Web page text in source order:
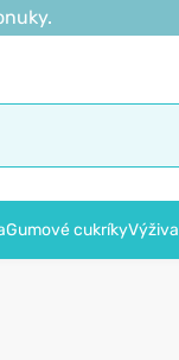
Gumové cukríkyVýživa